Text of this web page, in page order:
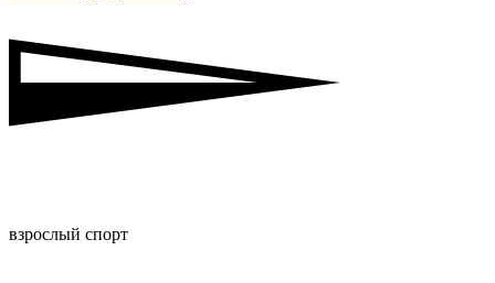
взрослый спорт